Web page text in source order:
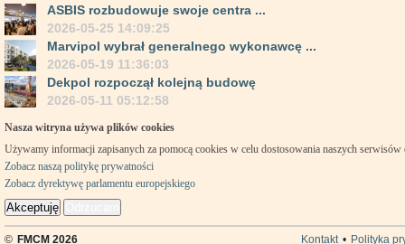
ASBIS rozbudowuje swoje centra ...
2026-05-25 14:09:25
Marvipol wybrał generalnego wykonawcę ...
2026-05-19 11:36:03
Dekpol rozpoczął kolejną budowę
2026-05-11 05:12:58
Nasza witryna używa plików cookies
Używamy informacji zapisanych za pomocą cookies w celu dostosowania naszych
Zobacz naszą politykę prywatności
Zobacz dyrektywę parlamentu europejskiego
Akceptuję
© FMCM 2026 Kontakt • Polityka